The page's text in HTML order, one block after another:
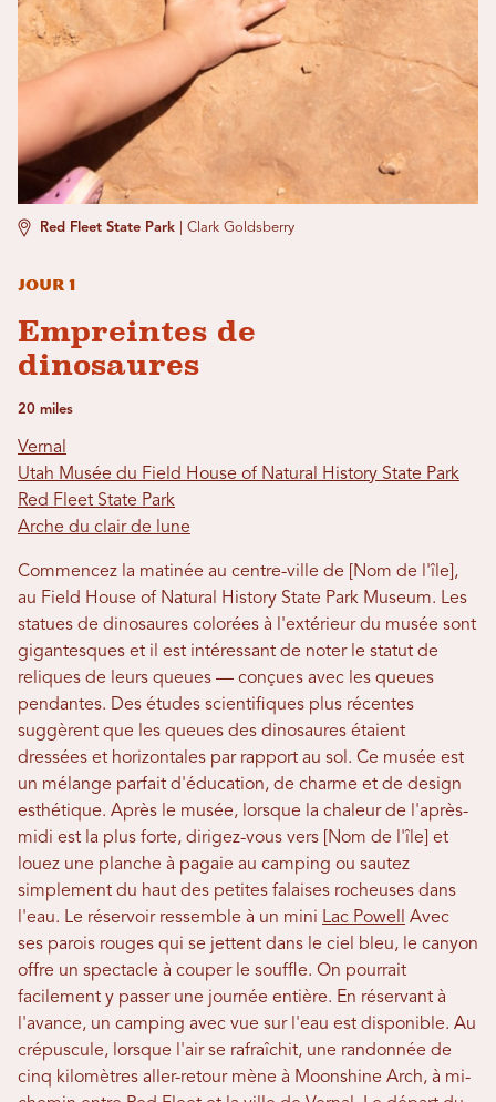
Red Fleet State Park Clark Goldsberry
Jour 1
Empreintes de
dinosaures
20 miles
Vernal
Utah Musée du Field House of Natural History State Park
Red Fleet State Park
Arche du clair de lune
Commencez la matinée au centre-ville de [Nom de l'île],
au Field House of Natural History State Park Museum. Les
statues de dinosaures colorées à l'extérieur du musée sont
gigantesques et il est intéressant de noter le statut de
reliques de leurs queues — conçues avec les queues
pendantes. Des études scientifiques plus récentes
suggèrent que les queues des dinosaures étaient
dressées et horizontales par rapport au sol. Ce musée est
un mélange parfait d'éducation, de charme et de design
esthétique. Après le musée, lorsque la chaleur de l'après-
midi est la plus forte, dirigez-vous vers [Nom de l'île] et
louez une planche à pagaie au camping ou sautez
simplement du haut des petites falaises rocheuses dans
l'eau. Le réservoir ressemble à un mini Lac Powell
Avec
ses parois rouges qui se jettent dans le ciel bleu, le canyon
offre un spectacle à couper le souffle. On pourrait
facilement y passer une journée entière. En réservant à
l'avance, un camping avec vue sur l'eau est disponible. Au
crépuscule, lorsque l'air se rafraîchit, une randonnée de
cinq kilomètres aller-retour mène à Moonshine Arch, à mi-